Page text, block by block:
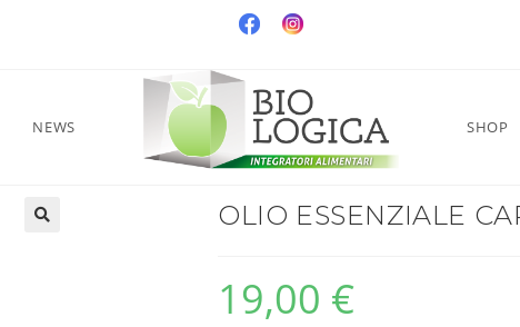
NEWS SHOP
OLIO ESSENZIALE
19,00 €